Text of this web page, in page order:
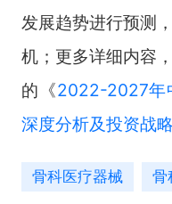
发展趋势进行预测
机；更多详细内容
的《2022-2027年
深度分析及投资战
骨科医疗器械 骨